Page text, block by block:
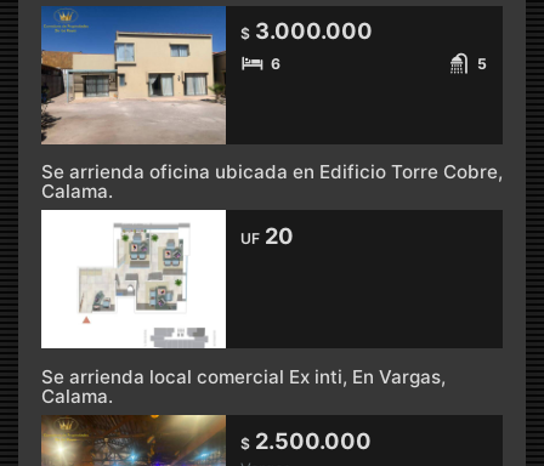
$ 3.000.000
6 5
Se arrienda oficina ubicada en Edificio Torre Cobre,
Calama.
UF 20
Se arrienda local comercial Ex inti, En Vargas,
Calama.
$ 2.500.000